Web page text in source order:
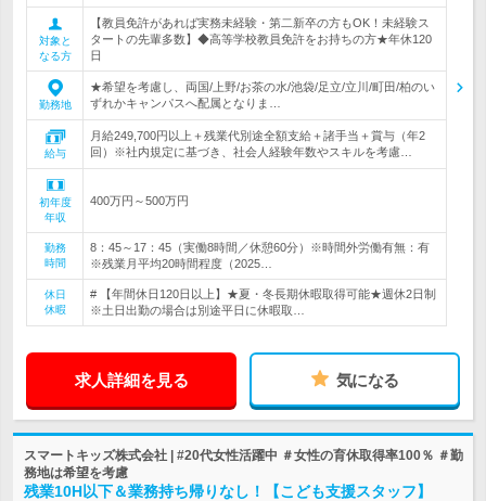
対象と
なる方
【教員免許があれば実務未経験・第二新卒の方もOK！未経験ス
タートの先輩多数】◆高等学校教員免許をお持ちの方★年休120
日
勤務地
★希望を考慮し、両国/上野/お茶の水/池袋/足立/立川/町田/柏のい
ずれかキャンパスへ配属となりま…
給与
月給249,700円以上＋残業代別途全額支給＋諸手当＋賞与（年2
回）※社内規定に基づき、社会人経験年数やスキルを考慮…
初年度
年収
400万円～500万円
勤務
時間
8：45～17：45（実働8時間／休憩60分）※時間外労働有無：有
※残業月平均20時間程度（2025…
休日
休暇
# 【年間休日120日以上】★夏・冬長期休暇取得可能★週休2日制
※土日出勤の場合は別途平日に休暇取…
求人詳細を見る 気になる
スマートキッズ株式会社 | #20代女性活躍中 ＃女性の育休取得率100％ ＃勤
務地は希望を考慮
残業10H以下＆業務持ち帰りなし！【こども支援スタッフ】